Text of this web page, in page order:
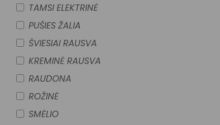
TAMSI ELEKTRINĖ
PUŠIES ŽALIA
ŠVIESIAI RAUSVA
KREMINĖ RAUSVA
RAUDONA
ROŽINĖ
SMĖLIO